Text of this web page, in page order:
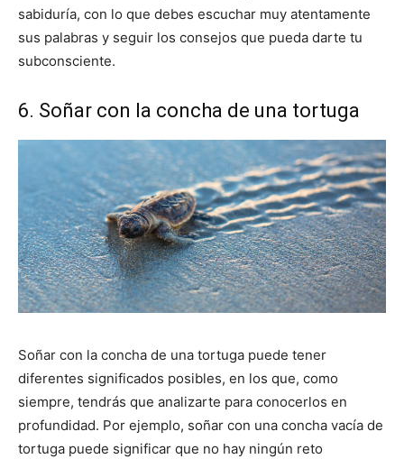
sabiduría, con lo que debes escuchar muy atentamente
sus palabras y seguir los consejos que pueda darte tu
subconsciente.
6. Soñar con la concha de una tortuga
Soñar con la concha de una tortuga puede tener
diferentes significados posibles, en los que, como
siempre, tendrás que analizarte para conocerlos en
profundidad. Por ejemplo, soñar con una concha vacía de
tortuga puede significar que no hay ningún reto